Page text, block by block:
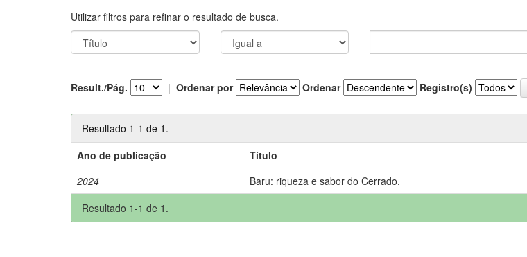
Utilizar filtros para refinar o resultado de busca.
Result./Pág. | Ordenar por Ordenar Registro(s)
Resultado 1-1 de 1.
Ano de publicação
Título
2024
Baru: riqueza e sabor do Cerrado.
Resultado 1-1 de 1.